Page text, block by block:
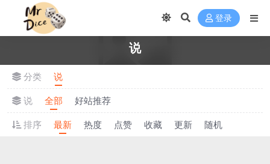
登录
说
分类
说
说
全部
好站推荐
排序
最新 热度 点赞 收藏 更新 随机